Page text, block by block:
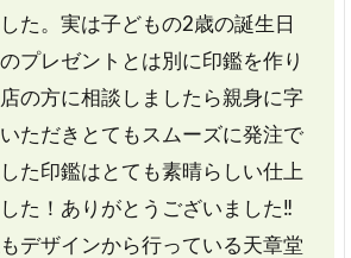
た。実は子どもの2歳の誕生日
プレゼントとは別に印鑑を作り
の方に相談しましたら親身に字
ただきとてもスムーズに発注で
た印鑑はとても素晴らしい仕上
た！ありがとうございました‼
デザインから行っている天章堂